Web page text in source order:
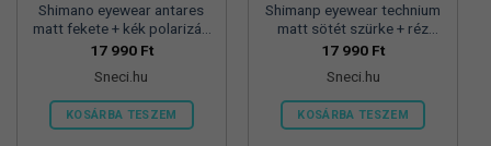
Shimano eyewear antares
matt fekete + kék polarizált
napszemüveg
17 990 Ft
Sneci.hu
KOSÁRBA TESZEM
Shimanp eyewear technium
matt sötét szürke + réz
színű polarizált
17 990 Ft
Sneci.hu
KOSÁRBA TESZEM